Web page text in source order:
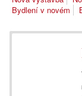
Bydlení v novém